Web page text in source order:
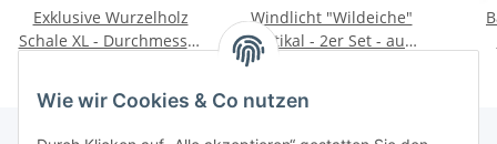
Wie wir Cookies & Co nutzen
Exklusive Wurzelholz
Schale XL - Durchmesser
Windlicht "Wildeiche"
rustikal - 2er Set - aus
Eiche inkl. Glas - 4 Teilig